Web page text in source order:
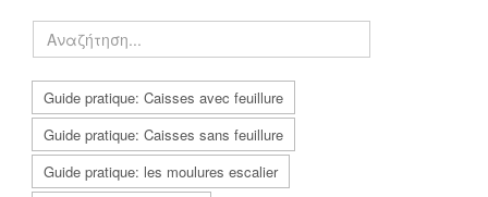
Guide pratique: Caisses avec feuillure
Guide pratique: Caisses sans feuillure
Guide pratique: les moulures escalier